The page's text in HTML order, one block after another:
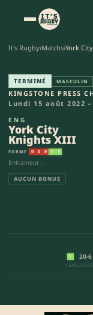
It's Rugby›Matchs›York
York City
TERMINÉ MASCULIN
KINGSTONE PRESS
Lundi 15 août 2022 -
ENG
York City
Knights XIII
FORME D D D V V
Entraineur : -
AUCUN BONUS
V 20-6
15/05/2022